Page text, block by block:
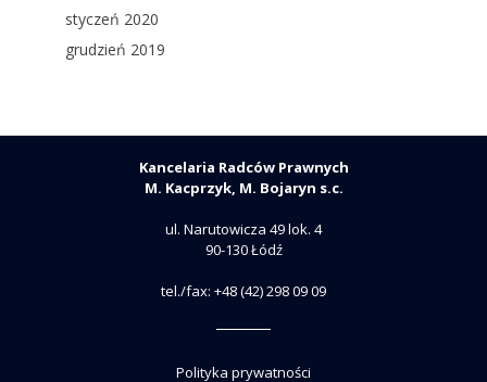
styczeń 2020
grudzień 2019
Kancelaria Radców Prawnych
M. Kacprzyk, M. Bojaryn s.c.
ul. Narutowicza 49 lok. 4
90-130 Łódź
tel./fax: +48 (42) 298 09 09
Polityka prywatności